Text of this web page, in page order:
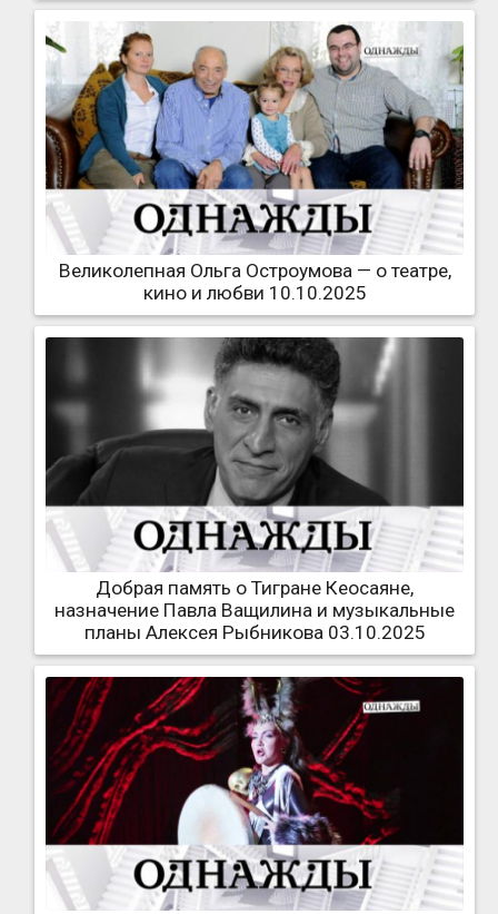
Великолепная Ольга Остроумова — о театре,
кино и любви 10.10.2025
Добрая память о Тигране Кеосаяне,
назначение Павла Ващилина и музыкальные
планы Алексея Рыбникова 03.10.2025